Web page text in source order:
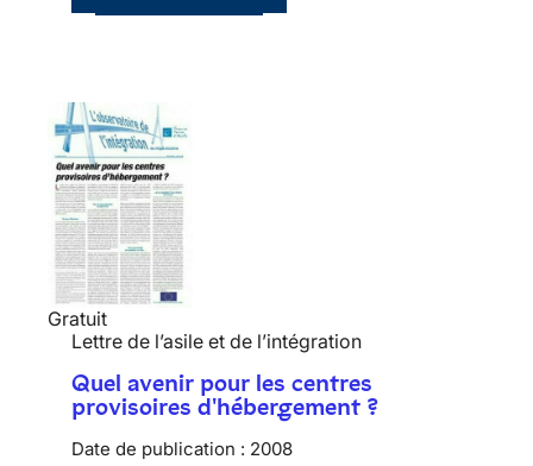
Gratuit
Lettre de l’asile et de l’intégration
Quel avenir pour les centres
provisoires d'hébergement ?
Date de publication : 2008